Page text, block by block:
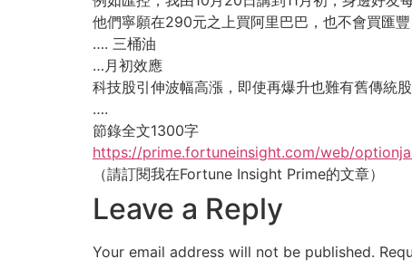
他們寧願在290元之上買阿里巴巴，也不會買匯
…. 三桶油
…月初效應
科技股引伸波幅高漲，即使再爆升也難有舊傳統
….
節錄全文1300字
https://prime.fortuneinsight.com/web/
（請訂閱我在Fortune Insight Prime的文章）
Leave a Reply
Your email address will not be published.